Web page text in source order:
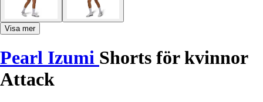
Visa mer
Pearl Izumi Shorts för kvinnor
Attack